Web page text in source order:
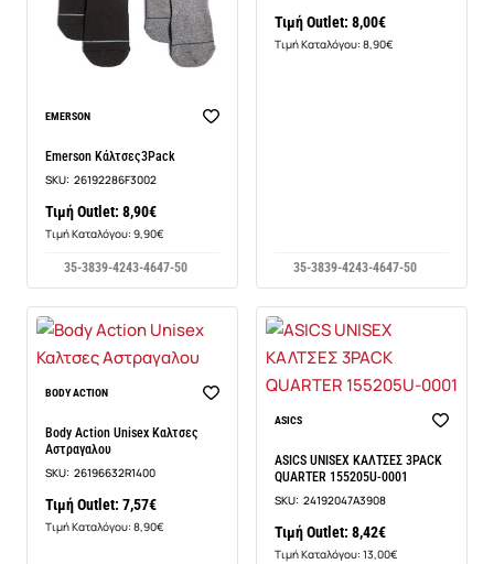
EMERSON
Emerson Κάλτσες3Pack
SKU: 26192286F3002
Τιμή Outlet: 8,90€
Τιμή Καταλόγου: 9,90€
35-3839-4243-4647-50
Τιμή Outlet: 8,00€
Τιμή Καταλόγου: 8,90€
35-3839-4243-4647-50
BODY ACTION
Body Action Unisex Καλτσες
Αστραγαλου
SKU: 26196632R1400
Τιμή Outlet: 7,57€
Τιμή Καταλόγου: 8,90€
ASICS
ASICS UNISEX ΚΑΛΤΣΕΣ 3PACK
QUARTER 155205U-0001
SKU: 24192047A3908
Τιμή Outlet: 8,42€
Τιμή Καταλόγου: 13,00€